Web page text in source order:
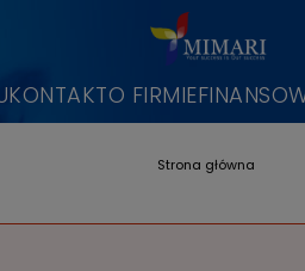
KONTAKTO FIRMIE
Strona główna